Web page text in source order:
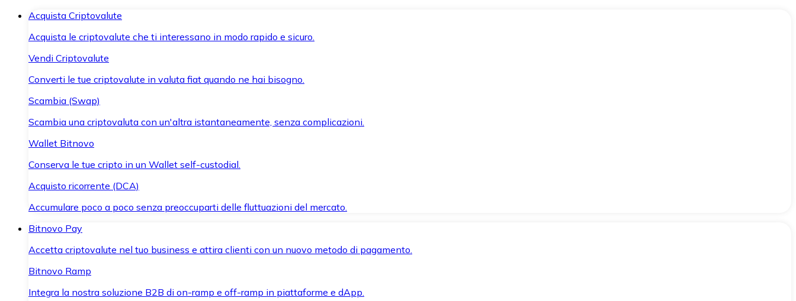
Acquista Criptovalute
Acquista le criptovalute che ti interessano in modo rapido e sicuro.
Vendi Criptovalute
Converti le tue criptovalute in valuta fiat quando ne hai bisogno.
Scambia (Swap)
Scambia una criptovaluta con un'altra istantaneamente, senza complicazioni.
Wallet Bitnovo
Conserva le tue cripto in un Wallet self-custodial.
Acquisto ricorrente (DCA)
Accumulare poco a poco senza preoccuparti delle fluttuazioni del mercato.
Bitnovo Pay
Accetta criptovalute nel tuo business e attira clienti con un nuovo metodo di pagamento.
Bitnovo Ramp
Integra la nostra soluzione B2B di on-ramp e off-ramp in piattaforme e dApp.